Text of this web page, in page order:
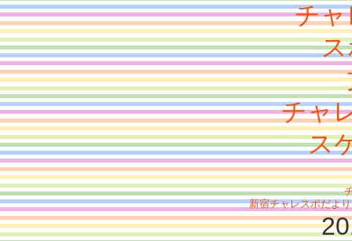
チ
チャ
ス
新宿チャレスポだよ